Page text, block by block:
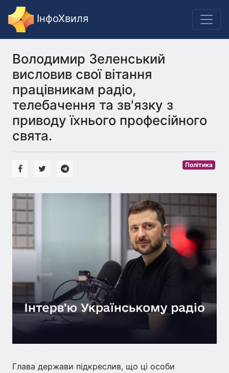
ІнфоХвиля
Володимир Зеленський
висловив свої вітання
працівникам радіо,
телебачення та зв'язку з
приводу їхнього професійного
свята.
Політика
Глава держави підкреслив, що ці особи